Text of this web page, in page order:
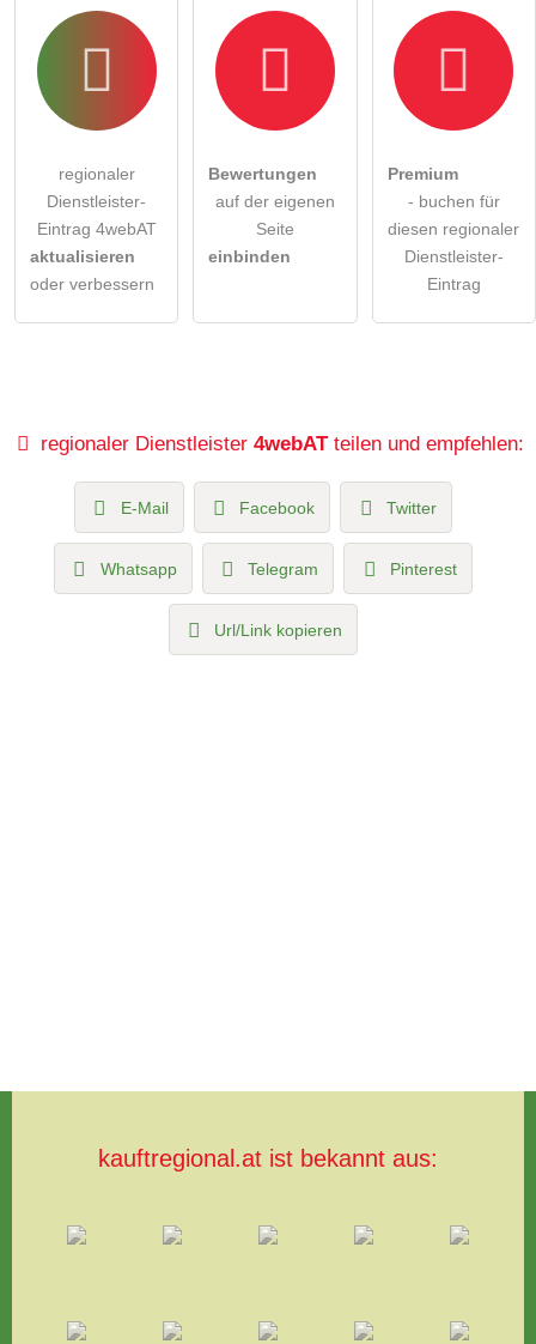
regionaler
Dienstleister-
Eintrag 4webAT
aktualisieren
oder verbessern
Bewertungen
auf der eigenen
Seite
einbinden
Premium
- buchen für
diesen regionaler
Dienstleister-
Eintrag
regionaler Dienstleister 4webAT teilen und empfehlen:
E-Mail Facebook Twitter
Whatsapp Telegram Pinterest
Url/Link kopieren
kauftregional.at ist bekannt aus: